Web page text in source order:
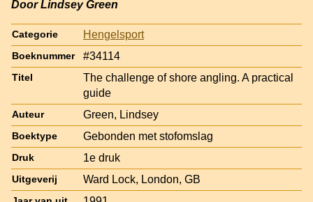
Door Lindsey Green
Categorie Hengelsport
Boeknummer #34114
Titel
The challenge of shore angling. A practical
guide
Auteur Green, Lindsey
Boektype Gebonden met stofomslag
Druk 1e druk
Uitgeverij Ward Lock, London, GB